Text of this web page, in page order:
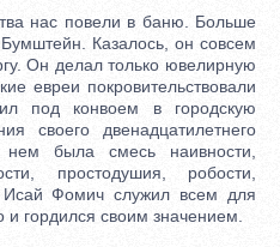
нас повели в баню. Больше
Казалось, он совсем
Он делал только ювелирную
евреи покровительствовали
под конвоем в городскую
своего двенадцатилетнего
была смесь наивности,
простодушия, робости,
Исай Фомич служил всем для
гордился своим значением.